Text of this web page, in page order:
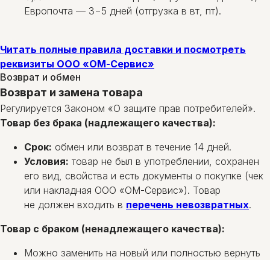
Европочта — 3−5 дней (отгрузка в вт, пт).
Читать полные правила доставки и посмотреть
реквизиты ООО «ОМ-Сервис»
Возврат и обмен
Возврат и замена товара
Регулируется Законом «О защите прав потребителей».
Товар без брака (надлежащего качества):
Срок: обмен или возврат в течение 14 дней.
Условия: товар не был в употреблении, сохранен
его вид, свойства и есть документы о покупке (чек
или накладная ООО «ОМ-Сервис»). Товар
не должен входить в перечень невозвратных.
Товар с браком (ненадлежащего качества):
Можно заменить на новый или полностью вернуть